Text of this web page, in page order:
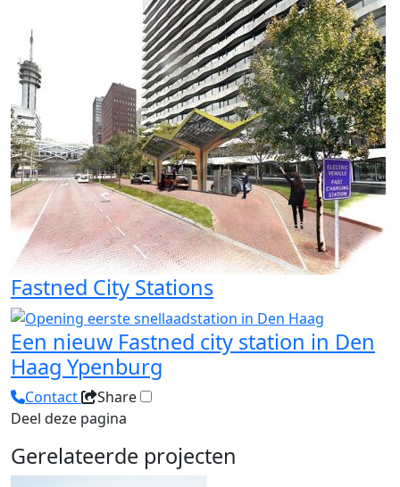
Fastned City Stations
Een nieuw Fastned city station in Den
Haag Ypenburg
Contact
Share
Deel deze pagina
Gerelateerde projecten